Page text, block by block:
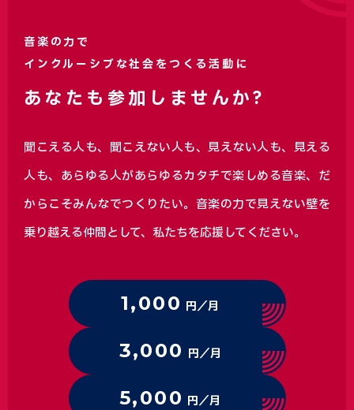
音楽の力で
インクルーシブな社会をつくる活動に
あなたも参加しませんか?
聞こえる人も、聞こえない人も、見えない人も、見える
人も、あらゆる人があらゆるカタチで楽しめる音楽、 だ
からこそみんなでつくりたい。音楽の力で見えない壁を
乗り越える仲間として、私たちを応援してください。
1,000 円／月
3,000 円／月
5,000 円／月